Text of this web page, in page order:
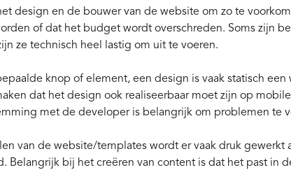
design en de bouwer van de website om zo te
of dat het budget wordt overschreden. Soms zijn
ze technisch heel lastig om uit te voeren.
knop of element, een design is vaak statisch een
dat het design ook realiseerbaar moet zijn op
met de developer is belangrijk om problemen te
van de website/templates wordt er vaak druk gewerkt
Belangrijk bij het creëren van content is dat het past in